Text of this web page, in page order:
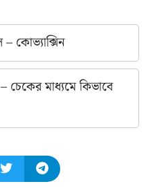
কোভ্যাক্সিন
মাধ্যমে কিভাবে